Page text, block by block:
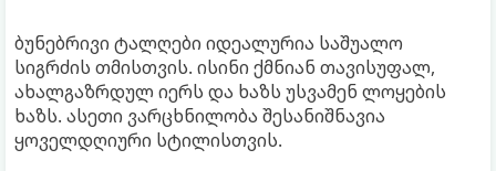
ბუნებრივი ტალღები იდეალურია საშუალო
სიგრძის თმისთვის. ისინი ქმნიან თავისუფალ,
ახალგაზრდულ იერს და ხაზს უსვამენ ლოყების
ხაზს. ასეთი ვარცხნილობა შესანიშნავია
ყოველდღიური სტილისთვის.